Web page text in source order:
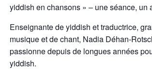
yiddish en chansons » – une séance, un
Enseignante de yiddish et traductrice,
musique et de chant, Nadia Déhan-
passionne depuis de longues années
yiddish.